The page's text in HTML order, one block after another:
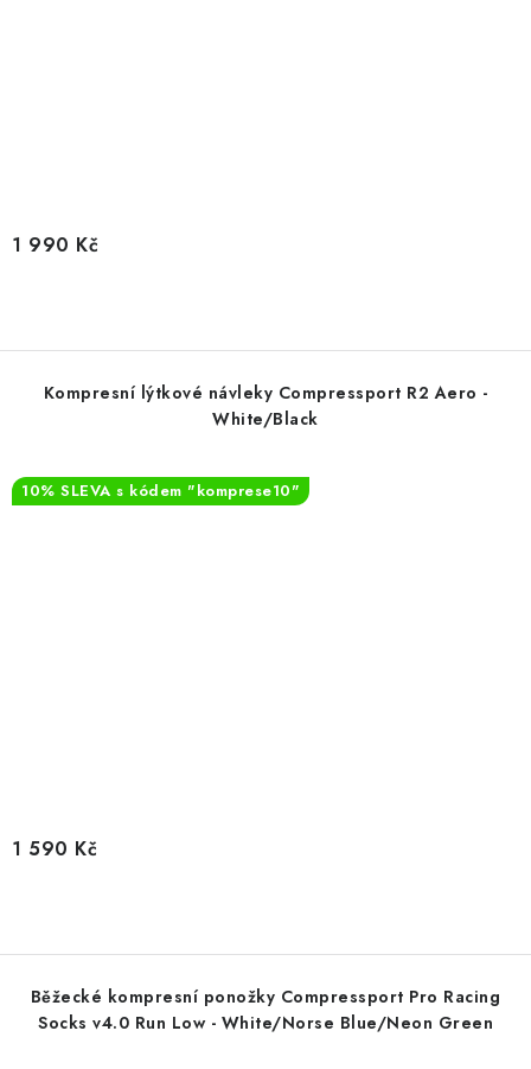
1 990 Kč
Kompresní lýtkové návleky Compressport R2 Aero -
White/Black
10% SLEVA s kódem "komprese10"
1 590 Kč
Běžecké kompresní ponožky Compressport Pro Racing
Socks v4.0 Run Low - White/Norse Blue/Neon Green